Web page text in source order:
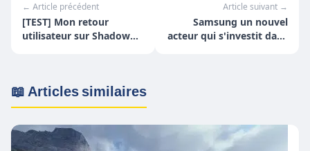
← Article précédent
[TEST] Mon retour
utilisateur sur Shadow
Article suivant →
Samsung un nouvel
acteur qui s'investit dans
📖 Articles similaires